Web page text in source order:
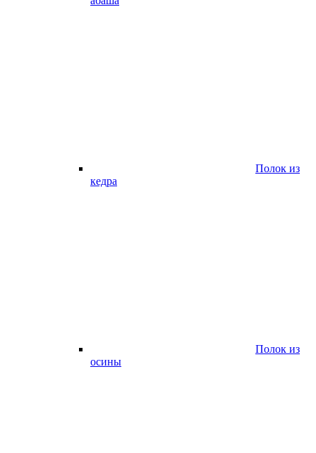
Полок из
кедра
Полок из
осины